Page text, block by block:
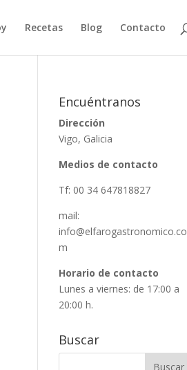
Recetas Blog Contacto
Encuéntranos
Dirección
Vigo, Galicia
Medios de contacto
Tf: 00 34 647818827
mail:
info@elfarogastronomico.co
m
Horario de contacto
Lunes a viernes: de 17:00 a
20:00 h.
Buscar